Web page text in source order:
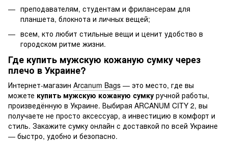
преподавателям, студентам и фрилансерам для
планшета, блокнота и личных вещей;
всем, кто любит стильные вещи и ценит удобство в
городском ритме жизни.
Где купить мужскую кожаную сумку через
плечо в Украине?
Интернет-магазин Arcanum Bags — это место, где вы
можете купить мужскую кожаную сумку ручной работы,
произведённую в Украине. Выбирая ARCANUM CITY 2, вы
получаете не просто аксессуар, а инвестицию в комфорт и
стиль. Закажите сумку онлайн с доставкой по всей Украине
— быстро, удобно и безопасно.